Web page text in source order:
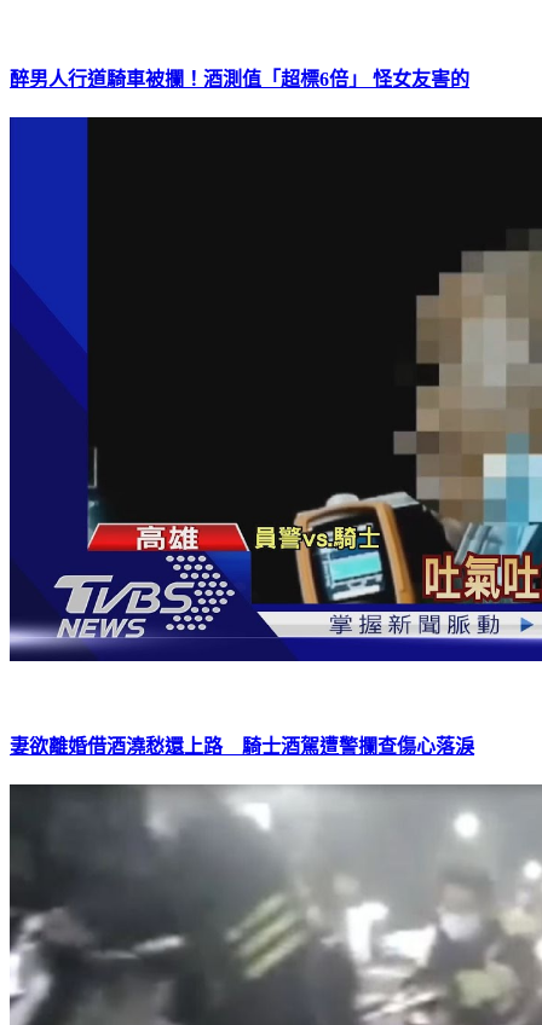
醉男人行道騎車被攔！酒測值「超標6倍」 怪女友害的
妻欲離婚借酒澆愁還上路 騎士酒駕遭警攔查傷心落淚